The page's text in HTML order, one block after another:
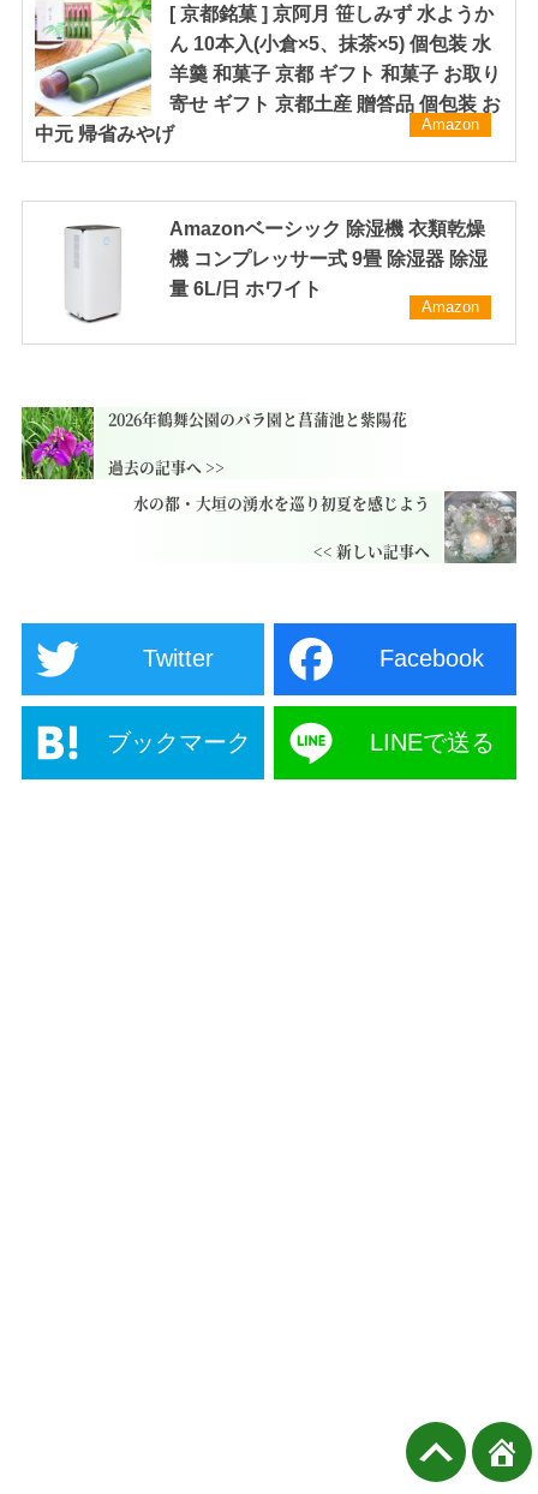
[ 京都銘菓 ] 京阿月 笹しみず 水ようか
ん 10本入(小倉×5、抹茶×5) 個包装 水
羊羹 和菓子 京都 ギフト 和菓子 お取り
寄せ ギフト 京都土産 贈答品 個包装 お
中元 帰省みやげ
Amazon
Amazonベーシック 除湿機 衣類乾燥
機 コンプレッサー式 9畳 除湿器 除湿
量 6L/日 ホワイト
Amazon
2026年鶴舞公園のバラ園と菖蒲池と紫陽花
水の都・大垣の湧水を巡り初夏を感じよう
Twitter Facebook
ブックマーク LINEで送る